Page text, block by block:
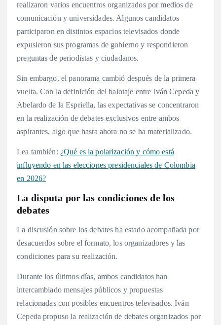
realizaron varios encuentros organizados por medios de
comunicación y universidades. Algunos candidatos
participaron en distintos espacios televisados donde
expusieron sus programas de gobierno y respondieron
preguntas de periodistas y ciudadanos.
Sin embargo, el panorama cambió después de la primera
vuelta. Con la definición del balotaje entre Iván Cepeda y
Abelardo de la Espriella, las expectativas se concentraron
en la realización de debates exclusivos entre ambos
aspirantes, algo que hasta ahora no se ha materializado.
Lea también: ¿Qué es la polarización y cómo está
influyendo en las elecciones presidenciales de Colombia
en 2026?
La disputa por las condiciones de los
debates
La discusión sobre los debates ha estado acompañada por
desacuerdos sobre el formato, los organizadores y las
condiciones para su realización.
Durante los últimos días, ambos candidatos han
intercambiado mensajes públicos y propuestas
relacionadas con posibles encuentros televisados. Iván
Cepeda propuso la realización de debates organizados por